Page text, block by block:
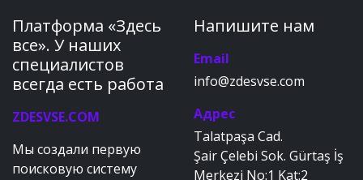
Платформа «Здесь
все». У наших
специалистов
всегда есть работа
ZDESVSE.COM
Мы создали первую
поисковую систему
Напишите нам
Email
info@zdesvse.com
Адрес
Talatpaşa Cad.
Şair Çelebi Sok. Gürtaş İş
Merkezi No:1 Kat:2